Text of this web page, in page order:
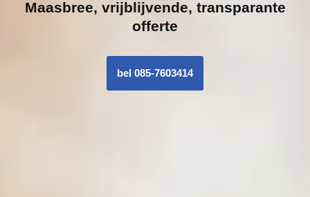
Maasbree, vrijblijvende, transparante
offerte
bel 085-7603414